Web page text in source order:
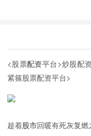
<股票配资平台>炒股配
紧箍股票配资平台>
趁着股市回暖有死灰复燃